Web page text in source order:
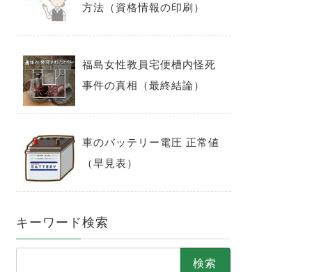
方法（資格情報の印刷）
福島女性教員宅便槽内怪死
事件の真相（最終結論）
車のバッテリー電圧 正常値
（早見表）
キーワード検索